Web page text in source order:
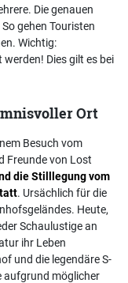
Die genauen
gehen Touristen
Wichtig:
Dies gilt es bei
Ort
Besuch vom
Freunde von Lost
die Stilllegung vom
. Ursächlich für die
Heute,
Schaulustige an
ihr Leben
und die legendäre S-
aufgrund möglicher